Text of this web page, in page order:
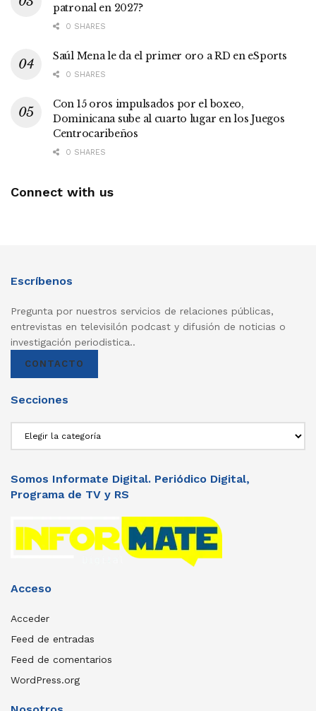
patronal en 2027?
0 SHARES
Saúl Mena le da el primer oro a RD en eSports
0 SHARES
Con 15 oros impulsados por el boxeo,
Dominicana sube al cuarto lugar en los Juegos
Centrocaribeños
0 SHARES
Connect with us
Escríbenos
Pregunta por nuestros servicios de relaciones públicas,
entrevistas en televisilón podcast y difusión de noticias o
investigación periodistica..
CONTACTO
Secciones
Somos Informate Digital. Periódico Digital,
Programa de TV y RS
Acceso
Acceder
Feed de entradas
Feed de comentarios
WordPress.org